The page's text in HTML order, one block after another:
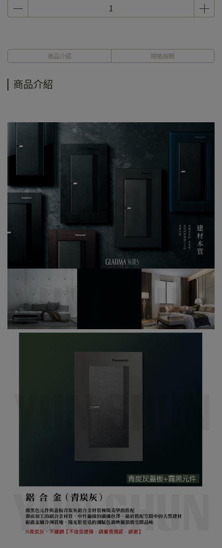
商品介紹 規格說明
商品介紹